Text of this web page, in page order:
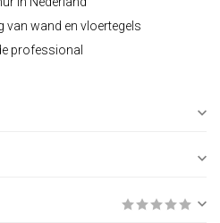
van wand en vloertegels
professional